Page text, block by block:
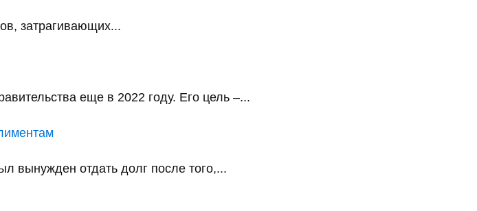
затрагивающих...
еще в 2022 году. Его цель –...
вынужден отдать долг после того,...